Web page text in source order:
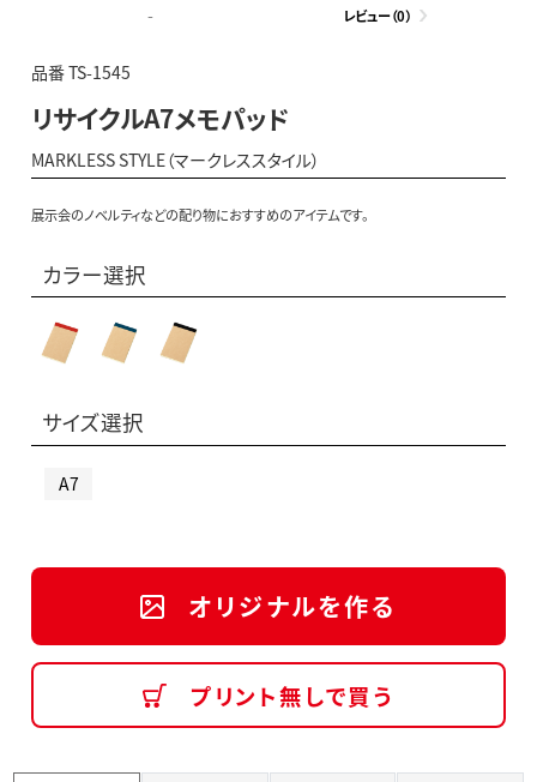
- レビュー（0）
品番 TS-1545
リサイクルA7メモパッド
MARKLESS STYLE（マークレススタイル）
展示会のノベルティなどの配り物におすすめのアイテムです。
カラー選択
サイズ選択
A7
オリジナルを作る
プリント無しで買う